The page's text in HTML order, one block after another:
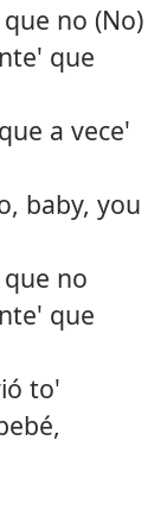
no (No)
que
a vece'
baby, you
no
que
to'